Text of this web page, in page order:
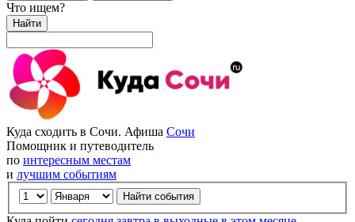
Что ищем?
Найти
Куда сходить в Сочи. Афиша Сочи
Помощник и путеводитель
по интересным местам
и лучшим событиям